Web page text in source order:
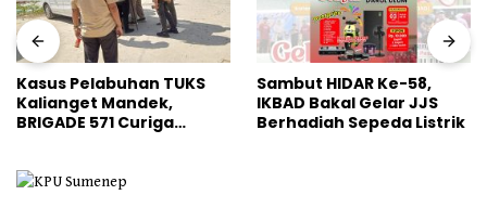
Sambut HIDAR Ke-58,
IKBAD Bakal Gelar JJS
Berhadiah Sepeda Listrik
Dinilai Perkuat
Pangan Nasional,
HMI Jatim Apresiasi